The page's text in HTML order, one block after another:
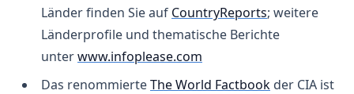
Länder finden Sie auf CountryReports; weitere
Länderprofile und thematische Berichte
unterwww.infoplease.com
Das renommierteThe World Factbook der CIA ist